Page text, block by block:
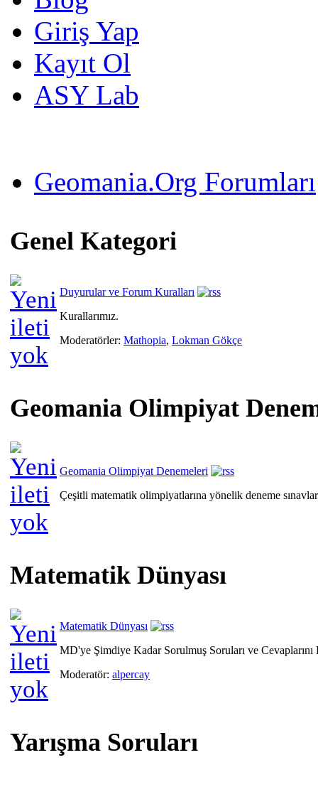
Giriş Yap
Kayıt Ol
ASY Lab
Geomania.Org Forumları
Genel Kategori
Duyurular ve Forum Kuralları
Kurallarımız.
Moderatörler: Mathopia, Lokman Gökçe
Geomania Olimpiyat
Geomania Olimpiyat Denemeleri
Çeşitli matematik olimpiyatlarına yönelik deneme
Matematik Dünyası
Matematik Dünyası
MD'ye Şimdiye Kadar Sorulmuş Soruları ve
Moderatör: alpercay
Yarışma Soruları